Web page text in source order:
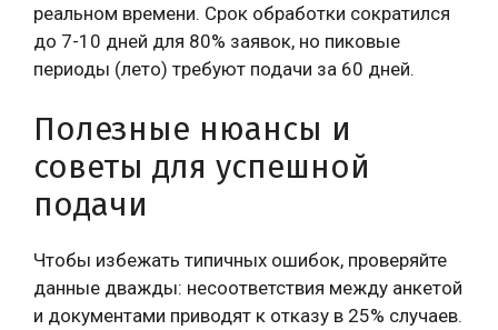
реальном времени. Срок обработки сократился
до 7-10 дней для 80% заявок, но пиковые
периоды (лето) требуют подачи за 60 дней.
Полезные нюансы и
советы для успешной
подачи
Чтобы избежать типичных ошибок, проверяйте
данные дважды: несоответствия между анкетой
и документами приводят к отказу в 25% случаев.